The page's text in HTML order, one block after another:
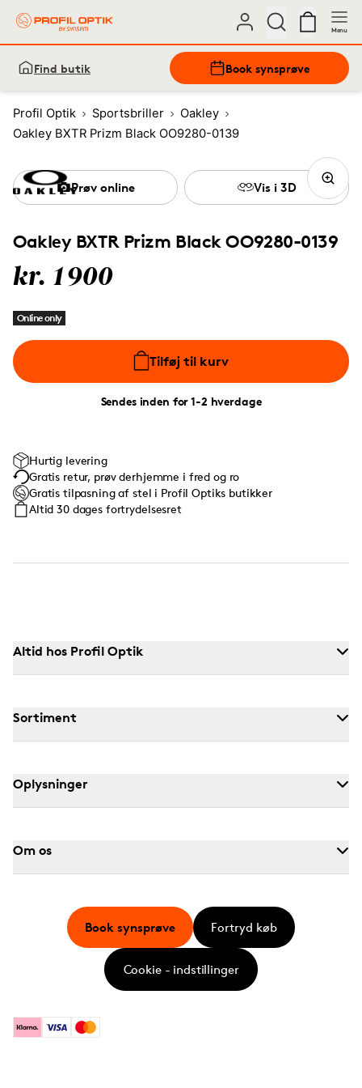
Menu
Find butik Book synsprøve
Profil Optik Sportsbriller
Oakley
Oakley BXTR Prizm Black OO9280-0139
Oakley BXTR Prizm Black OO9280-0139
kr. 1900
Online only
Tilføj til kurv
Sendes inden for 1-2 hverdage
Prøv online Vis i 3D
Hurtig levering
Gratis retur, prøv derhjemme i fred og ro
Gratis tilpasning af stel i Profil Optiks butikker
Altid 30 dages fortrydelsesret
Altid hos Profil Optik
Sortiment
Oplysninger
Om os
KlarnaVisa Mastercard
Book synsprøve Fortryd køb
Cookie - indstillinger